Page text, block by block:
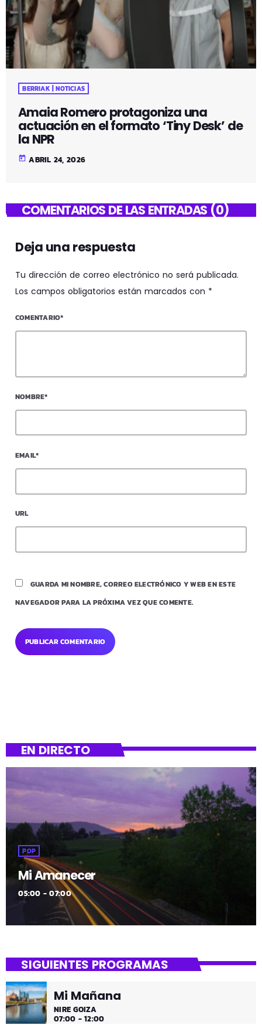
BERRIAK | NOTICIAS
Amaia Romero protagoniza una
actuación en el formato ‘Tiny Desk’ de
la NPR
today ABRIL 24, 2026
COMENTARIOS DE LAS ENTRADAS (0)
Deja una respuesta
Tu dirección de correo electrónico no será publicada.
Los campos obligatorios están marcados con *
COMENTARIO*
NOMBRE*
EMAIL*
URL
GUARDA MI NOMBRE, CORREO ELECTRÓNICO Y WEB EN ESTE
NAVEGADOR PARA LA PRÓXIMA VEZ QUE COMENTE.
EN DIRECTO
POP
Mi Amanecer
05:00 - 07:00
SIGUIENTES PROGRAMAS
Mi Mañana
NIRE GOIZA
07:00 - 12:00